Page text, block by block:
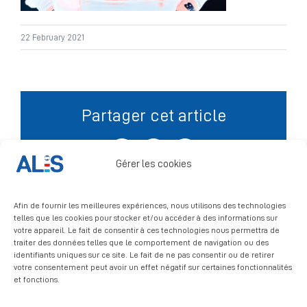
Gérer les cookies
Afin de fournir les meilleures expériences, nous utilisons des technologies
telles que les cookies pour stocker et/ou accéder à des informations sur
votre appareil. Le fait de consentir à ces technologies nous permettra de
traiter des données telles que le comportement de navigation ou des
identifiants uniques sur ce site. Le fait de ne pas consentir ou de retirer
votre consentement peut avoir un effet négatif sur certaines fonctionnalités
et fonctions.
Signalement
22 February 2021
Partager cet article